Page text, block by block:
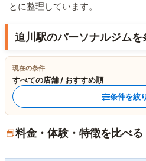
とに整理しています。
迫川駅のパーソナルジムを
現在の条件
すべての店舗 / おすすめ順
条件を絞
料金・体験・特徴を比べる